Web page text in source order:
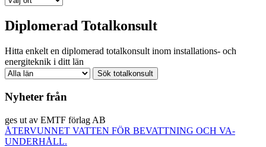
Diplomerad Totalkonsult
Hitta enkelt en diplomerad totalkonsult inom installations- och
energiteknik i ditt län
Nyheter från
ges ut av EMTF förlag AB
ÅTERVUNNET VATTEN FÖR BEVATTNING OCH VA-
UNDERHÅLL.